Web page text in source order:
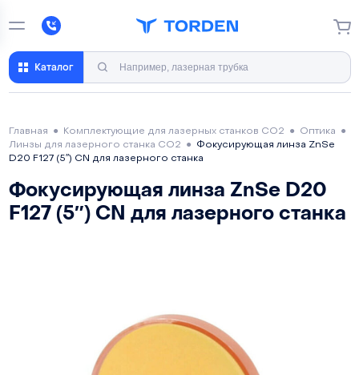
Каталог
Главная ● Комплектующие для лазерных станков CO2 ● Оптика ●
Линзы для лазерного станка CO2 ●
Фокусирующая линза ZnSe
D20 F127 (5″) CN для лазерного станка
Фокусирующая линза ZnSe D20
F127 (5″) CN для лазерного станка